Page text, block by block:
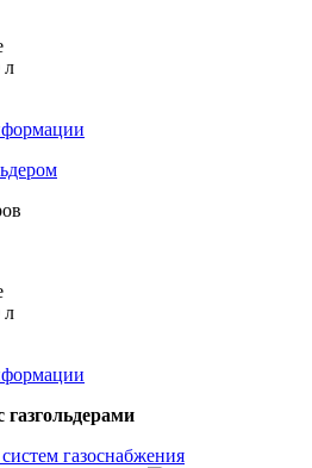
л
л
газоснабжения